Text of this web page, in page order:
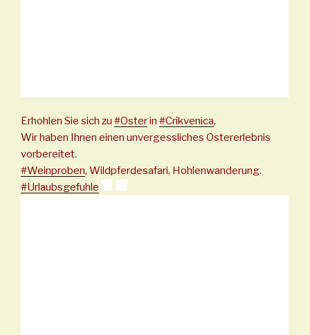
Erhohlen Sie sich zu #Osterin #Crikvenica,
Wir haben Ihnen einen unvergessliches Ostererlebnis
vorbereitet.
#Weinproben, Wildpferdesafari, Hohlenwanderung.
#Urlaubsgefuhle